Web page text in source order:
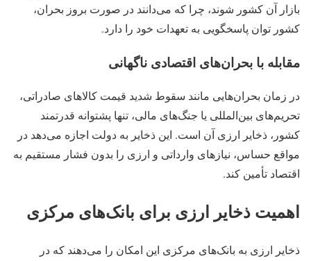
بازار آن کشور شوند، چرا که می‌دانند در صورت بروز بحران،
کشور توان پاسخگویی به تعهدات خود را دارد.
مقابله با بحران‌های اقتصادی ناگهانی
در زمان بحران‌هایی مانند سقوط شدید قیمت کالاهای صادراتی،
تحریم‌های بین‌المللی یا جنگ‌های مالی، تنها پشتوانه قدرتمند
کشور، ذخایر ارزی آن است. این ذخایر به دولت اجازه می‌دهد در
مواقع حساس، نیازهای وارداتی و ارزی را بدون فشار مستقیم به
اقتصاد تأمین کند.
اهمیت ذخایر ارزی برای بانک‌های مرکزی
ذخایر ارزی به بانک‌های مرکزی این امکان را می‌دهند که در